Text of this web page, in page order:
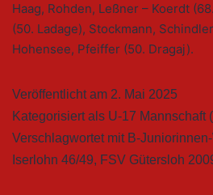
Haag, Rohden, Leßner – Koerdt
(50. Ladage), Stockmann,
Hohensee, Pfeiffer (50. Dragaj).
Veröffentlicht am 2. Mai 2025
Kategorisiert als U-17 Mannschaft
Verschlagwortet mit B-
Iserlohn 46/49, FSV Gütersloh